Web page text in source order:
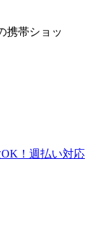
携帯ショッ
！週払い対応